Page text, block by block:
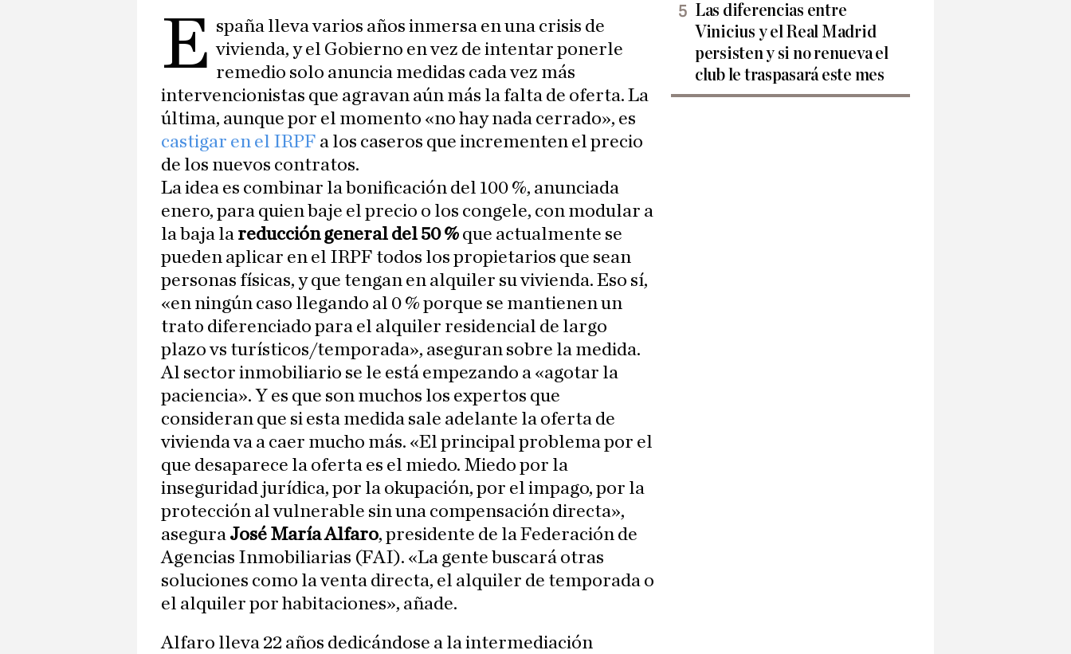
E spaña lleva varios años inmersa en una crisis de
vivienda, y el Gobierno en vez de intentar ponerle
remedio solo anuncia medidas cada vez más
intervencionistas que agravan aún más la falta de oferta. La
última, aunque por el momento «no hay nada cerrado», es
castigar en el IRPF a los caseros que incrementen el precio
de los nuevos contratos.
La idea es combinar la bonificación del 100 %, anunciada
enero, para quien baje el precio o los congele, con modular a
la baja la reducción general del 50 % que actualmente se
pueden aplicar en el IRPF todos los propietarios que sean
personas físicas, y que tengan en alquiler su vivienda. Eso sí,
«en ningún caso llegando al 0 % porque se mantienen un
trato diferenciado para el alquiler residencial de largo
plazo vs turísticos/temporada», aseguran sobre la medida.
Al sector inmobiliario se le está empezando a «agotar la
paciencia». Y es que son muchos los expertos que
consideran que si esta medida sale adelante la oferta de
vivienda va a caer mucho más. «El principal problema por el
que desaparece la oferta es el miedo. Miedo por la
inseguridad jurídica, por la okupación, por el impago, por la
protección al vulnerable sin una compensación directa»,
asegura José María Alfaro, presidente de la Federación de
Agencias Inmobiliarias (FAI). «La gente buscará otras
soluciones como la venta directa, el alquiler de temporada o
el alquiler por habitaciones», añade.
Alfaro lleva 22 años dedicándose a la intermediación
Las diferencias entre
Vinicius y el Real Madrid
persisten y si no renueva el
club le traspasará este mes